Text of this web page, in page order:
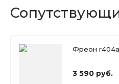
Фреон r404a
3 590 руб.